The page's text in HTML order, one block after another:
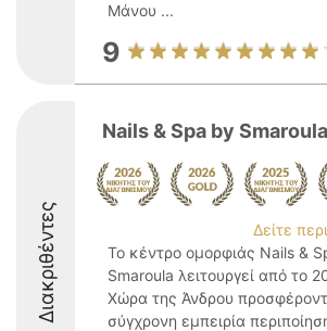
Μάνου ...
9
Διακριθέντες
Nails & Spa by Smaroula
Δείτε
Το κέντρο ομορφιάς Nails &
Smaroula λειτουργεί από το
Χώρα της Άνδρου
σύγχρονη εμπειρία